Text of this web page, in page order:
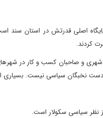
اصلی قدرتش در استان سند است
و صاحبان کسب و کار در
نخبگان سیاسی نیست. بسیاری
نظر سیاسی سکولار است.